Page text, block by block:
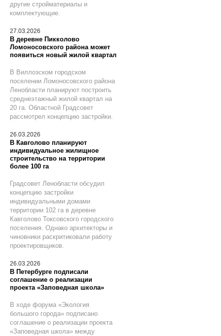
другие стройматериалы и
комплектующие.
27.03.2026
В деревне Пикколово
Ломоносовского района может
появиться новый жилой квартал
В Виллозском городском
поселении Ломоносовского района
Ленобласти планируют построить
среднеэтажный жилой квартал на
20 га. Областной Градсовет
рассмотрел концепцию застройки.
26.03.2026
В Кавголово планируют
индивидуальное жилищное
строительство на территории
более 100 га
Градсовет Ленобласти обсудил
концепцию застройки
индивидуальными домами
территории 102 га в деревне
Кавголово Токсовского городского
поселения. Однако архитекторы и
чиновники раскритиковали работу
проектировщиков.
26.03.2026
В Петербурге подписали
соглашение о реализации
проекта «Заповедная школа»
В ходе форума «Экология
большого города» подписано
соглашение о реализации проекта
«Заповедная школа» между